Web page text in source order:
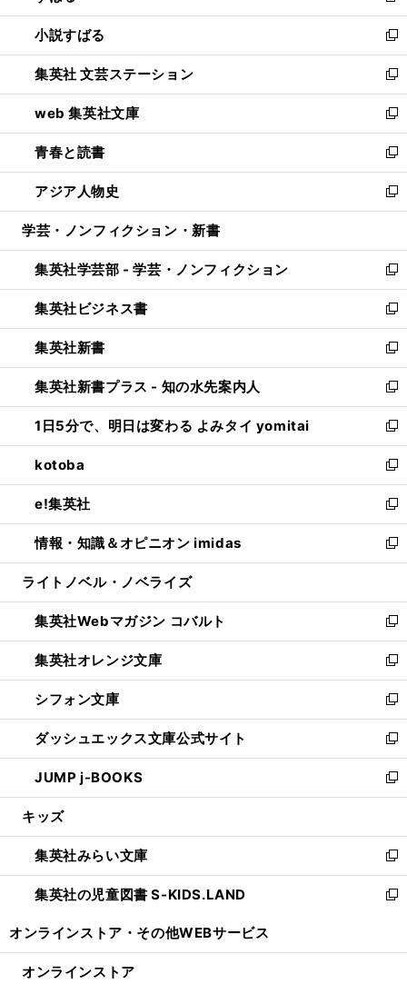
開
く
ウ
で
開
く
し
い
ウ
ィ
ン
ド
ウ
で
開
く
小説すばる
新
し
い
ウ
ィ
ン
ド
ウ
で
開
集英社 文芸ステーション
新
し
い
ウ
ィ
ン
ド
ウ
開
く
web 集英社文庫
新
し
い
ウ
ィ
ン
ウ
で
開
く
青春と読書
新
し
い
ウ
ン
ド
ウ
で
開
く
アジア人物史
新
し
ウ
ィ
ン
ド
ウ
で
開
く
学芸・ノンフィクション・新書
集英社学芸部 - 学芸・ノンフィクション
新
し
い
ウ
ィ
ン
ド
ウ
で
開
く
集英社ビジネス書
新
し
い
ウ
ィ
ン
ド
ウ
で
開
く
集英社新書
新
し
い
ウ
ィ
ン
ド
ウ
で
開
く
集英社新書プラス - 知の水先案内人
新
し
い
ウ
ィ
ン
ド
ウ
で
開
1日5分で、明日は変わる よみタイ yomitai
新
し
い
ウ
ィ
ン
ド
ウ
開
く
kotoba
新
し
い
ウ
ィ
ン
ウ
で
開
く
e!集英社
新
し
い
ウ
ン
ド
ウ
で
開
く
情報・知識＆オピニオン imidas
新
し
ウ
ィ
ン
ド
ウ
で
開
く
ライトノベル・ノベライズ
集英社Webマガジン コバルト
新
し
い
ウ
ィ
ン
ド
ウ
で
開
集英社オレンジ文庫
新
し
い
ウ
ィ
ン
ド
ウ
開
く
シフォン文庫
新
し
い
ウ
ィ
ン
ウ
で
開
く
ダッシュエックス文庫公式サイト
新
し
い
ウ
ン
ド
ウ
で
JUMP j-BOOKS
新
し
ウ
ィ
ン
ド
開
キッズ
集英社みらい文庫
新
し
い
ン
集英社の児童図書 S-KIDS.LAND
新
ウ
オンラインストア・ その他WEBサービス
オンラインストア